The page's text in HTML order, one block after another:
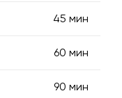
45 мин
60 мин
90 мин